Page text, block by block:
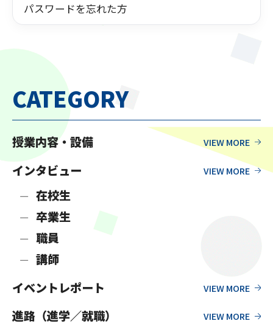
パスワードを忘れた方
CATEGORY
授業内容・設備
インタビュー
在校生
卒業生
職員
講師
イベントレポート
進路（進学／就職）